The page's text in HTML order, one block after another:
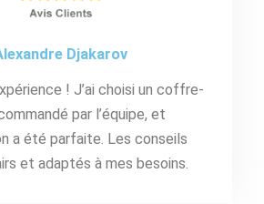
Djakarov
! J’ai choisi un coffre-
par l’équipe, et
a été parfaite. Les conseils
et adaptés à mes besoins.